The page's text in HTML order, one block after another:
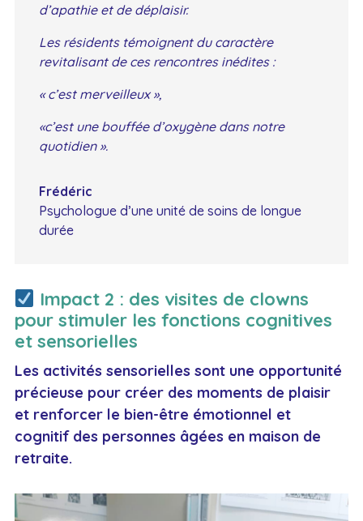
d’apathie et de déplaisir.
Les résidents témoignent du caractère
revitalisant de ces rencontres inédites :
« c’est merveilleux »,
«c’est une bouffée d’oxygène dans notre
quotidien ».
Frédéric
Psychologue d’une unité de soins de longue
durée
Impact 2 : des visites de clowns
pour stimuler les fonctions cognitives
et sensorielles
Les activités sensorielles sont une opportunité
précieuse pour créer des moments de plaisir
et renforcer le bien-être émotionnel et
cognitif des personnes âgées en maison de
retraite.